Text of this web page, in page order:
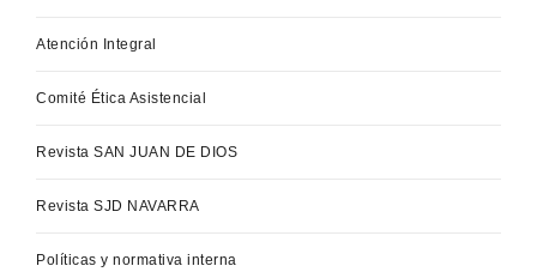
Atención Integral
Comité Ética Asistencial
Revista SAN JUAN DE DIOS
Revista SJD NAVARRA
Políticas y normativa interna